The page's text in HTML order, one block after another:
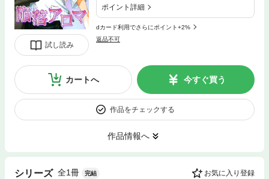
試し読み
ポイント詳細
dカード利用でさらにポイント+2%
返品不可
カートへ 今すぐ買う
作品をチェックする
作品情報へ
シリーズ 全1冊 完結 お気に入り登録